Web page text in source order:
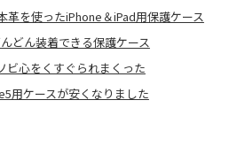
革を使ったiPhone＆iPad用保護ケース
どん装着できる保護ケース
ビ心をくすぐられまくった
用ケースが安くなりました